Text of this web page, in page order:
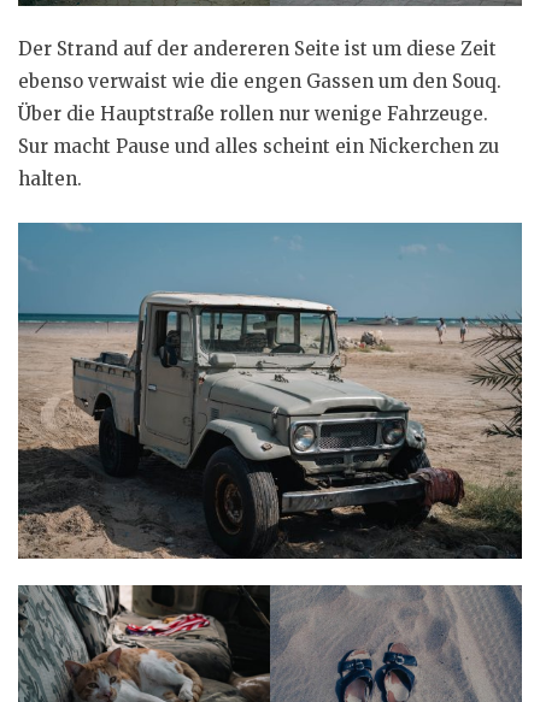
Der Strand auf der andereren Seite ist um diese Zeit
ebenso verwaist wie die engen Gassen um den Souq.
Über die Hauptstraße rollen nur wenige Fahrzeuge.
Sur macht Pause und alles scheint ein Nickerchen zu
halten.